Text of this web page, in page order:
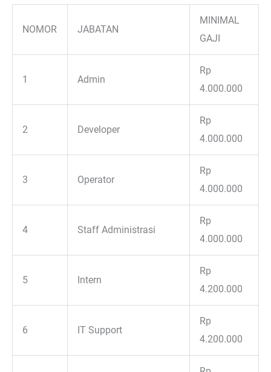
NOMOR JABATAN
MINIMAL
GAJI
1 Admin
Rp
4.000.000
2 Developer
Rp
4.000.000
3 Operator
Rp
4.000.000
4 Staff Administrasi
Rp
4.000.000
5 Intern
Rp
4.200.000
6 IT Support
Rp
4.200.000